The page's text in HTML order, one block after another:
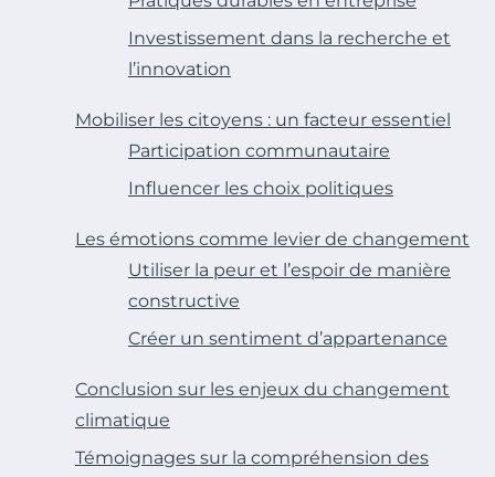
Investissement dans la recherche et
l’innovation
Mobiliser les citoyens : un facteur essentiel
Participation communautaire
Influencer les choix politiques
Les émotions comme levier de changement
Utiliser la peur et l’espoir de manière
constructive
Créer un sentiment d’appartenance
Conclusion sur les enjeux du changement
climatique
Témoignages sur la compréhension des